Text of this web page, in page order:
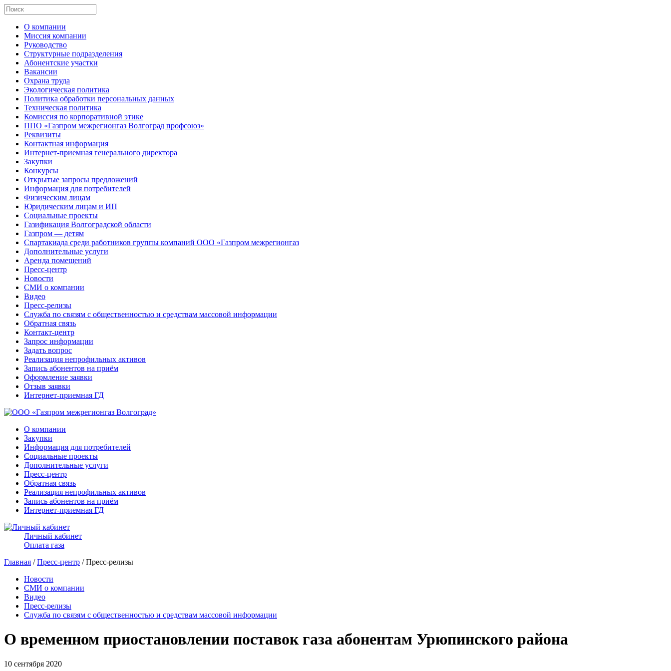
О компании
Миссия компании
Руководство
Структурные подразделения
Абонентские участки
Вакансии
Охрана труда
Экологическая политика
Политика обработки персональных данных
Техническая политика
Комиссия по корпоративной этике
ППО «Газпром межрегионгаз Волгоград профсоюз»
Реквизиты
Контактная информация
Интернет-приемная генерального директора
Закупки
Конкурсы
Открытые запросы предложений
Информация для потребителей
Физическим лицам
Юридическим лицам и ИП
Социальные проекты
Газификация Волгоградской области
Газпром — детям
Спартакиада среди работников группы компаний ООО «Газпром межрегионгаз
Дополнительные услуги
Аренда помещений
Пресс-центр
Новости
СМИ о компании
Видео
Пресс-релизы
Служба по связям с общественностью и средствам массовой информации
Обратная связь
Контакт-центр
Запрос информации
Задать вопрос
Реализация непрофильных активов
Запись абонентов на приём
Оформление заявки
Отзыв заявки
Интернет-приемная ГД
О компании
Закупки
Информация для потребителей
Социальные проекты
Дополнительные услуги
Пресс-центр
Обратная связь
Реализация непрофильных активов
Запись абонентов на приём
Интернет-приемная ГД
Личный кабинет
Оплата газа
Главная /Пресс-центр / Пресс-релизы
Новости
СМИ о компании
Видео
Пресс-релизы
Служба по связям с общественностью и средствам массовой информации
О временном приостановлении поставок газа абонентам Урюпинского района
10 сентября 2020